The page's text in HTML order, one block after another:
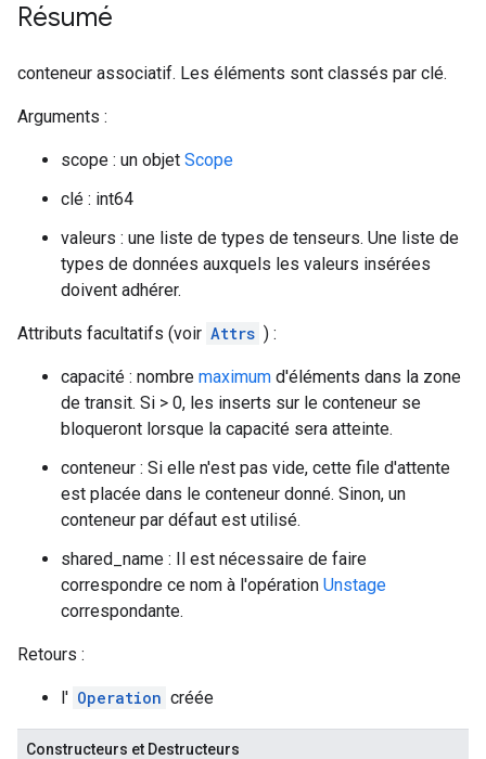
Résumé
conteneur associatif. Les éléments sont classés par clé.
Arguments :
scope : un objet Scope
clé : int64
valeurs : une liste de types de tenseurs. Une liste de
types de données auxquels les valeurs insérées
doivent adhérer.
Attributs facultatifs (voir Attrs ) :
capacité : nombre maximum d'éléments dans la zone
de transit. Si > 0, les inserts sur le conteneur se
bloqueront lorsque la capacité sera atteinte.
conteneur : Si elle n'est pas vide, cette file d'attente
est placée dans le conteneur donné. Sinon, un
conteneur par défaut est utilisé.
shared_name : Il est nécessaire de faire
correspondre ce nom à l'opération Unstage
correspondante.
Retours :
l' Operation créée
Constructeurs et Destructeurs